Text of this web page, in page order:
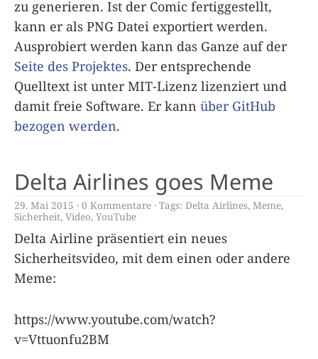
zu generieren. Ist der Comic fertiggestellt,
kann er als PNG Datei exportiert werden.
Ausprobiert werden kann das Ganze auf der
Seite des Projektes. Der entsprechende
Quelltext ist unter MIT-Lizenz lizenziert und
damit freie Software. Er kann über GitHub
bezogen werden.
Delta Airlines goes Meme
29. Mai 2015 0 Kommentare Tags: Delta Airlines, Meme,
Sicherheit, Video, YouTube
Delta Airline präsentiert ein neues
Sicherheitsvideo, mit dem einen oder andere
Meme:
https://www.youtube.com/watch?
v=Vttuonfu2BM